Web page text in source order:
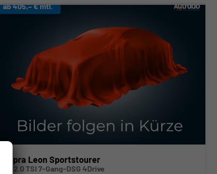
ab 405,– € mtl.
Cupra Leon Sportstourer
VZ 2.0 TSI 7-Gang-DSG 4Drive